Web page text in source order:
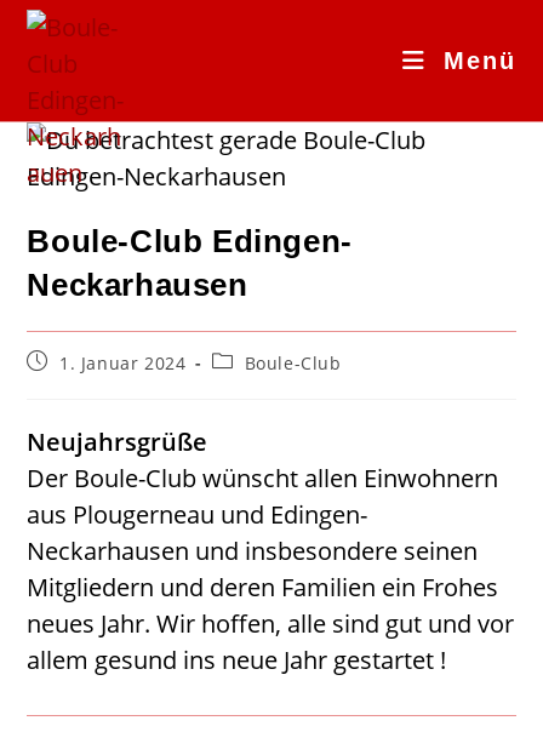
Zum
Inhalt
springen
Menü
Boule-Club Edingen-
Neckarhausen
Beitrag1. Januar 2024
Beitrags-
Boule-Club
Neujahrsgrüße
Der Boule-Club wünscht allen Einwohnern
aus Plougerneau und Edingen-
Neckarhausen und insbesondere seinen
Mitgliedern und deren Familien ein Frohes
neues Jahr. Wir hoffen, alle sind gut und vor
allem gesund ins neue Jahr gestartet !